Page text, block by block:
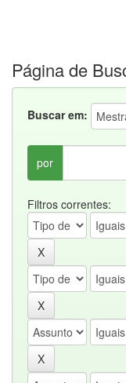
Página de
Buscar em:
por
Filtros correntes: